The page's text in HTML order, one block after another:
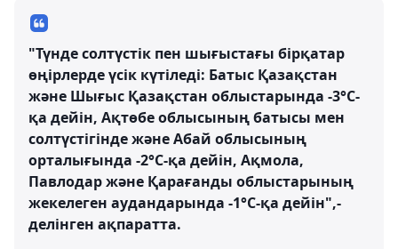
"Түнде солтүстік пен шығыстағы бірқатар
өңірлерде үсік күтіледі: Батыс Қазақстан
және Шығыс Қазақстан облыстарында -3°С-
қа дейін, Ақтөбе облысының батысы мен
солтүстігінде және Абай облысының
орталығында -2°С-қа дейін, Ақмола,
Павлодар және Қарағанды облыстарының
жекелеген аудандарында -1°С-қа дейін",-
делінген ақпаратта.